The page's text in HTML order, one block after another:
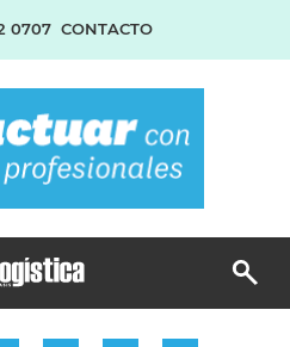
0707 CONTACTO